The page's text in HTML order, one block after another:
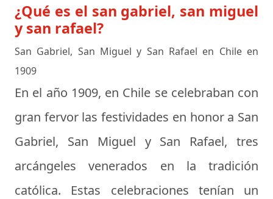
¿Qué es el san gabriel, san miguel
y san rafael?
San Gabriel, San Miguel y San Rafael en Chile en
1909
En el año 1909, en Chile se celebraban con
gran fervor las festividades en honor a San
Gabriel, San Miguel y San Rafael, tres
arcángeles venerados en la tradición
católica. Estas celebraciones tenían un